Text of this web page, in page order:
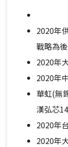
2020年
戰略為
2020年
2020年
華虹(無
漢弘芯
2020年
2020年